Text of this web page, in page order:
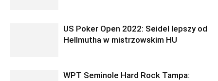
US Poker Open 2022: Seidel lepszy od
Hellmutha w mistrzowskim HU
WPT Seminole Hard Rock Tampa: